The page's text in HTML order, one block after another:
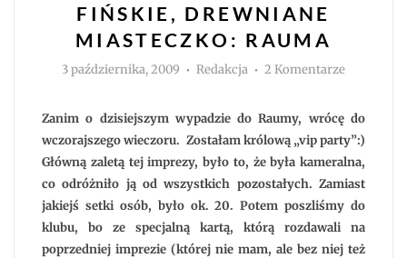
FIŃSKIE, DREWNIANE
MIASTECZKO: RAUMA
3 października, 2009 Autor
Redakcja 2 Komentarzedo
Rauma
Zanim o dzisiejszym wypadzie do Raumy, wrócę do
wczorajszego wieczoru. Zostałam królową „vip party”:)
Główną zaletą tej imprezy, było to, że była kameralna,
co odróżniło ją od wszystkich pozostałych. Zamiast
jakiejś setki osób, było ok. 20. Potem poszliśmy do
klubu, bo ze specjalną kartą, którą rozdawali na
poprzedniej imprezie (której nie mam, ale bez niej też